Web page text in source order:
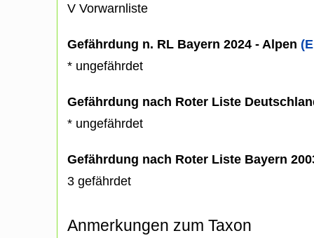
V Vorwarnliste
Gefährdung n. RL Bayern 2024 - Alpen
* ungefährdet
Gefährdung nach Roter Liste
* ungefährdet
Gefährdung nach Roter Liste Bayern
3 gefährdet
Anmerkungen zum Taxon